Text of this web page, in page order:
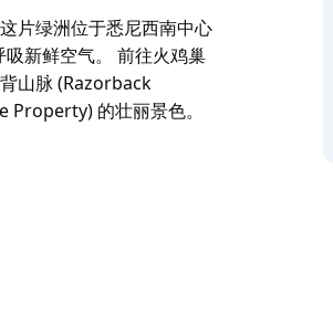
片绿洲位于悉尼西南中心
新鲜空气。 前往火鸡巢
山脉 (Razorback
的壮丽景色。
新鲜空气。